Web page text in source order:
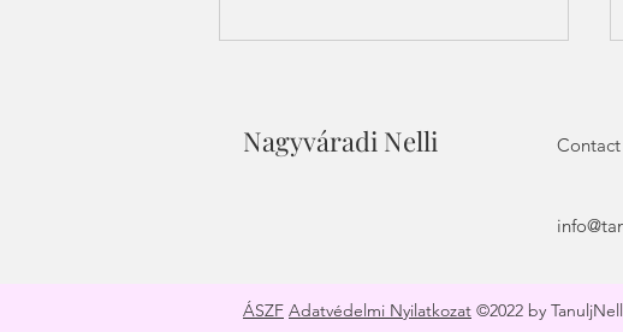
mágnesévé?
Nagyváradi Nelli Contact
ÁSZF Adatvédelmi Nyilatkozat ©2022 by